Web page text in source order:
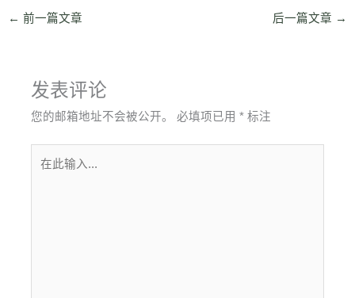
← 前一篇文章 后一篇文章 →
发表评论
您的邮箱地址不会被公开。 必填项已用* 标注